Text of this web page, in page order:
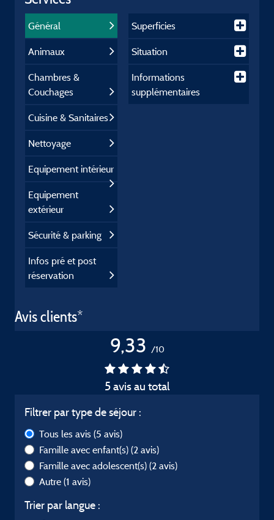
Général
Animaux
Chambres &
Couchages
Cuisine & Sanitaires
Nettoyage
Equipement intérieur
Equipement
extérieur
Sécurité & parking
Infos pré et post
réservation
Superficies
Situation
Informations
supplémentaires
Avis clients*
9,33 /10
5 avis au total
Filtrer par type de séjour :
Tous les avis (5 avis)
Famille avec enfant(s) (2 avis)
Famille avec adolescent(s) (2 avis)
Autre (1 avis)
Trier par langue :